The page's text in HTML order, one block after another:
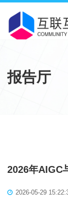
报告厅
2026年AIGC
2026-05-29